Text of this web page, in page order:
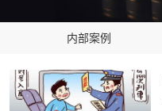
内部案例